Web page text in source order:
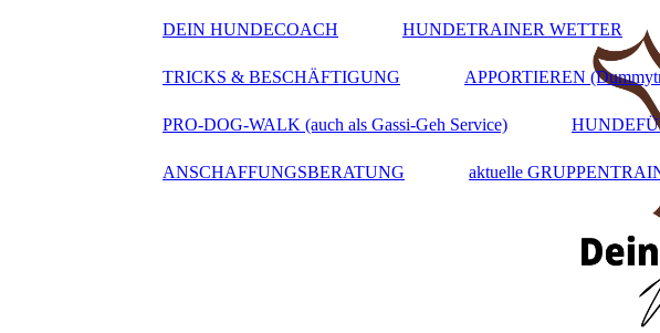
DEIN HUNDECOACH HUNDETRAINER WETTER
TRICKS & BESCHÄFTIGUNG APPORTIEREN
PRO-DOG-WALK (auch als Gassi-Geh Service)
ANSCHAFFUNGSBERATUNG aktuelle